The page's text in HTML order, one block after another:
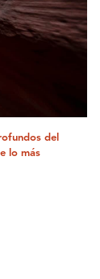
del
lo más